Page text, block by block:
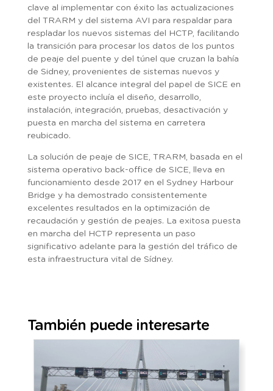
clave al implementar con éxito las actualizaciones
del TRARM y del sistema AVI para respaldar para
respladar los nuevos sistemas del HCTP, facilitando
la transición para procesar los datos de los puntos
de peaje del puente y del túnel que cruzan la bahía
de Sidney, provenientes de sistemas nuevos y
existentes. El alcance integral del papel de SICE en
este proyecto incluía el diseño, desarrollo,
instalación, integración, pruebas, desactivación y
puesta en marcha del sistema en carretera
reubicado.
La solución de peaje de SICE, TRARM, basada en el
sistema operativo back-office de SICE, lleva en
funcionamiento desde 2017 en el Sydney Harbour
Bridge y ha demostrado consistentemente
excelentes resultados en la optimización de
recaudación y gestión de peajes. La exitosa puesta
en marcha del HCTP representa un paso
significativo adelante para la gestión del tráfico de
esta infraestructura vital de Sídney.
También puede interesarte